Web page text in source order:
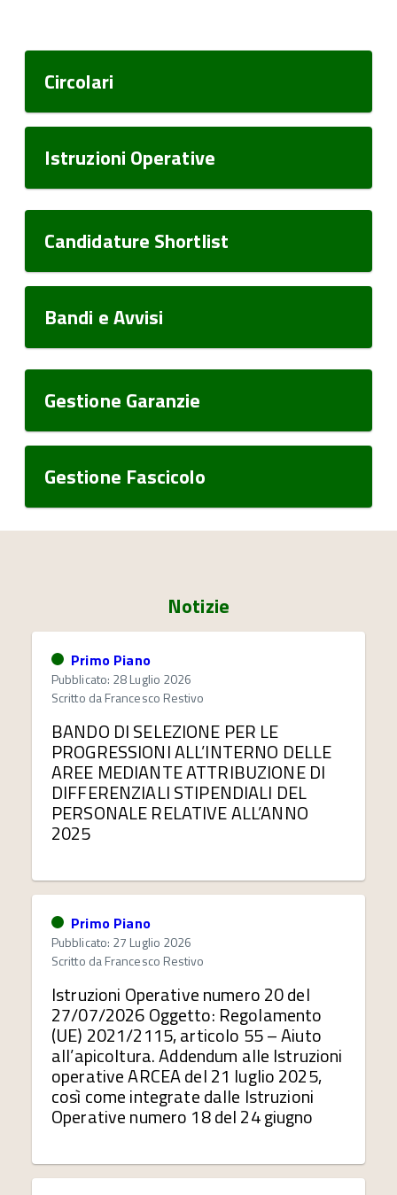
Circolari
Istruzioni Operative
Candidature Shortlist
Bandi e Avvisi
Gestione Garanzie
Gestione Fascicolo
Notizie
Primo Piano
Pubblicato: 28 Luglio 2026
Scritto daFrancesco Restivo
BANDO DI SELEZIONE PER LE
PROGRESSIONI ALL’INTERNO DELLE
AREE MEDIANTE ATTRIBUZIONE DI
DIFFERENZIALI STIPENDIALI DEL
PERSONALE RELATIVE ALL’ANNO
2025
Primo Piano
Pubblicato: 27 Luglio 2026
Scritto daFrancesco Restivo
Istruzioni Operative numero 20 del
27/07/2026 Oggetto: Regolamento
(UE) 2021/2115, articolo 55 – Aiuto
all’apicoltura. Addendum alle Istruzioni
operative ARCEA del 21 luglio 2025,
così come integrate dalle Istruzioni
Operative numero 18 del 24 giugno